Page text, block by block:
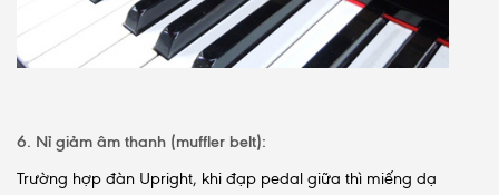
6. Nỉ giảm âm thanh (muffler belt):
Trường hợp đàn Upright, khi đạp pedal giữa thì miếng dạ